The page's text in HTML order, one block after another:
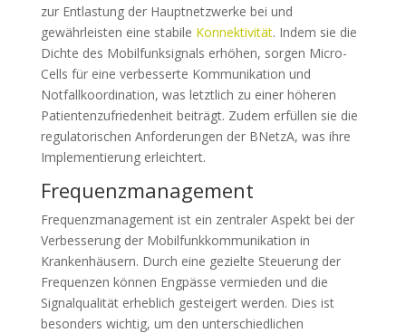
zur Entlastung der Hauptnetzwerke bei und
gewährleisten eine stabile Konnektivität. Indem sie die
Dichte des Mobilfunksignals erhöhen, sorgen Micro-
Cells für eine verbesserte Kommunikation und
Notfallkoordination, was letztlich zu einer höheren
Patientenzufriedenheit beiträgt. Zudem erfüllen sie die
regulatorischen Anforderungen der BNetzA, was ihre
Implementierung erleichtert.
Frequenzmanagement
Frequenzmanagement ist ein zentraler Aspekt bei der
Verbesserung der Mobilfunkkommunikation in
Krankenhäusern. Durch eine gezielte Steuerung der
Frequenzen können Engpässe vermieden und die
Signalqualität erheblich gesteigert werden. Dies ist
besonders wichtig, um den unterschiedlichen